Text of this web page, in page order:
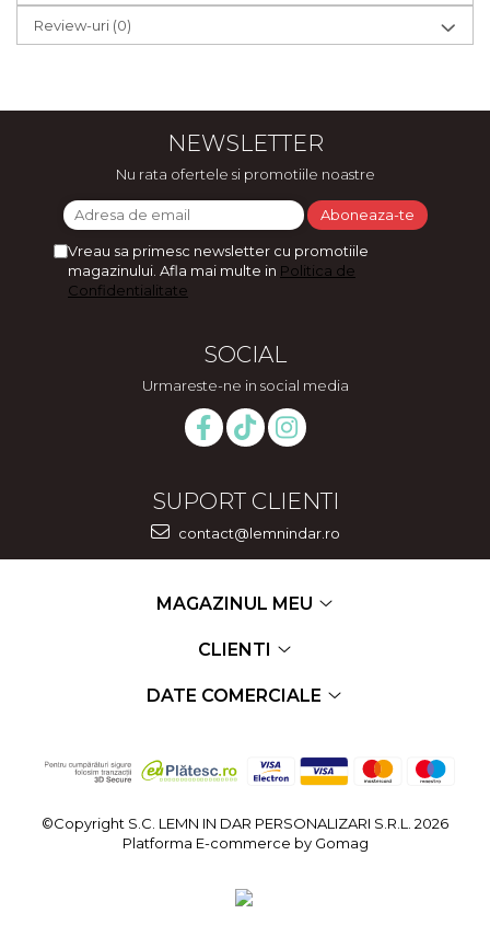
Review-uri (0)
NEWSLETTER
Nu rata ofertele si promotiile noastre
Vreau sa primesc newsletter cu promotiile
magazinului. Afla mai multe in Politica de
Confidentialitate
SOCIAL
Urmareste-ne in social media
SUPORT CLIENTI
contact@lemnindar.ro
MAGAZINUL MEU
CLIENTI
DATE COMERCIALE
©Copyright S.C. LEMN IN DAR PERSONALIZARI S.R.L. 2026
Platforma E-commerce by Gomag